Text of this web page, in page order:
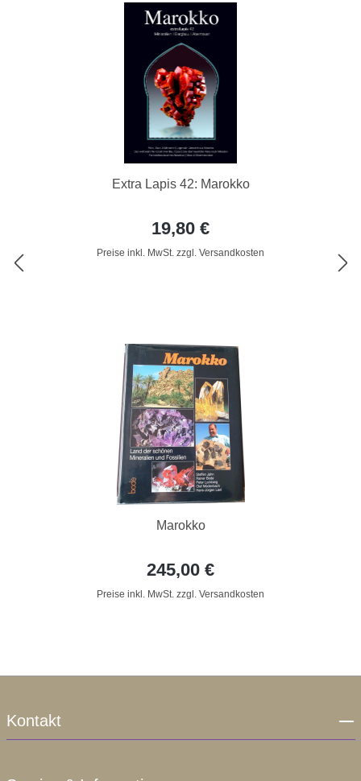
Extra Lapis 42: Marokko
19,80 €
Preise inkl. MwSt. zzgl. Versandkosten
Marokko
245,00 €
Preise inkl. MwSt. zzgl. Versandkosten
Kontakt